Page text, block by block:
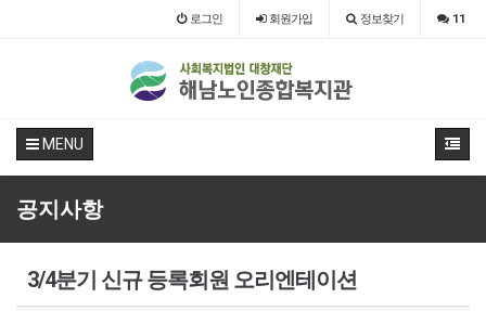
로그인 회원가입 정보찾기 11
MENU
공지사항
3/4분기 신규 등록회원 오리엔테이션